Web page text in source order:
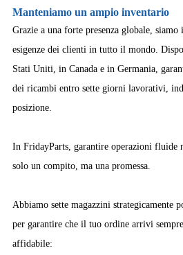
Manteniamo un ampio inventario
Grazie a una forte presenza globale,
esigenze dei clienti in tutto il mondo.
Stati Uniti, in Canada e in Germania,
dei ricambi entro sette giorni lavorativi,
posizione.
In FridayParts, garantire operazioni fluide
solo un compito, ma una promessa.
Abbiamo sette magazzini strategicamente
per garantire che il tuo ordine arrivi
affidabile: